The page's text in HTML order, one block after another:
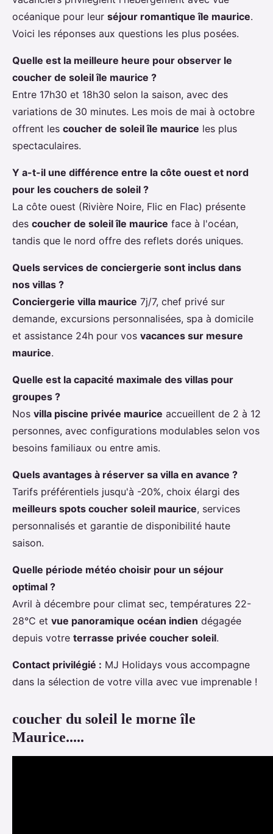
océanique pour leur séjour romantique île maurice.
Voici les réponses aux questions les plus posées.
Quelle est la meilleure heure pour observer le
coucher de soleil île maurice ?
Entre 17h30 et 18h30 selon la saison, avec des
variations de 30 minutes. Les mois de mai à octobre
offrent les coucher de soleil île maurice les plus
spectaculaires.
Y a-t-il une différence entre la côte ouest et nord
pour les couchers de soleil ?
La côte ouest (Rivière Noire, Flic en Flac) présente
des coucher de soleil île maurice face à l'océan,
tandis que le nord offre des reflets dorés uniques.
Quels services de conciergerie sont inclus dans
nos villas ?
Conciergerie villa maurice 7j/7, chef privé sur
demande, excursions personnalisées, spa à domicile
et assistance 24h pour vos vacances sur mesure
maurice.
Quelle est la capacité maximale des villas pour
groupes ?
Nos villa piscine privée maurice accueillent de 2 à 12
personnes, avec configurations modulables selon vos
besoins familiaux ou entre amis.
Quels avantages à réserver sa villa en avance ?
Tarifs préférentiels jusqu'à -20%, choix élargi des
meilleurs spots coucher soleil maurice, services
personnalisés et garantie de disponibilité haute
saison.
Quelle période météo choisir pour un séjour
optimal ?
Avril à décembre pour climat sec, températures 22-
28°C et vue panoramique océan indien dégagée
depuis votre terrasse privée coucher soleil.
Contact privilégié : MJ Holidays vous accompagne
dans la sélection de votre villa avec vue imprenable !
coucher du soleil le morne île
Maurice.....